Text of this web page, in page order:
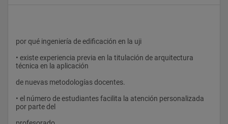
por qué ingeniería de edificación en la uji
• existe experiencia previa en la titulación de arquitectura
técnica en la aplicación
de nuevas metodologías docentes.
• el número de estudiantes facilita la atención personalizada
por parte del